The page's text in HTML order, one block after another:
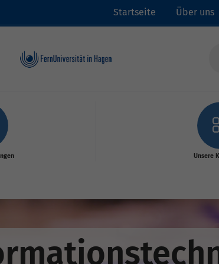
Startseite Über uns
Unsere